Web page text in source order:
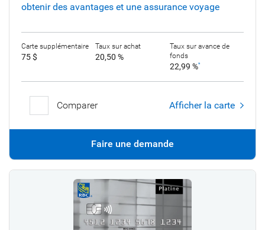
obtenir des avantages et une assurance voyage
Carte supplémentaire
75 $
Taux sur achat
20,50 %
Taux sur avance de
fonds
22,99 %*
Comparer Afficher la carte
Faire une demande